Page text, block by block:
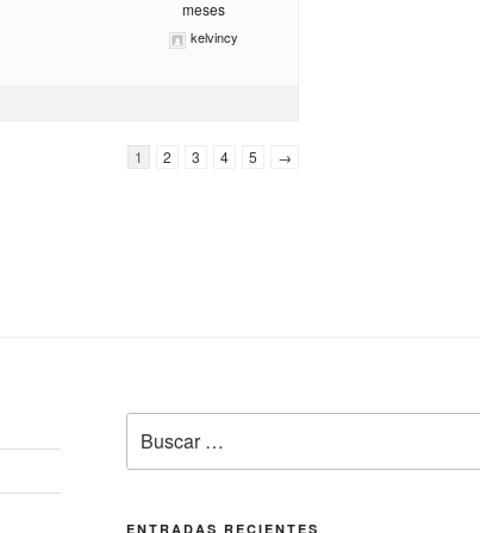
meses
kelvincy
1 2 3 4 5 →
por:
ENTRADAS RECIENTES